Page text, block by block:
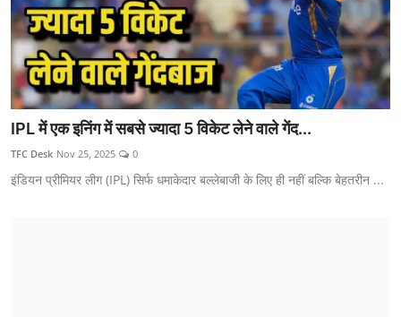
IPL में एक इनिंग में सबसे ज्यादा 5 विकेट लेने वाले गेंद...
TFC Desk Nov 25, 2025 0
इंडियन प्रीमियर लीग (IPL) सिर्फ धमाकेदार बल्लेबाजी के लिए ही नहीं बल्कि बेहतरीन ...